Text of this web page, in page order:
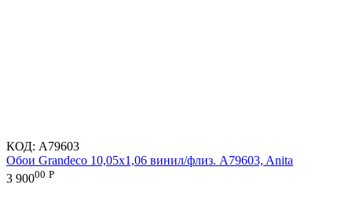
КОД: A79603
Обои Grandeco 10,05х1,06 винил/флиз. A79603, Anita
3 90000 Р